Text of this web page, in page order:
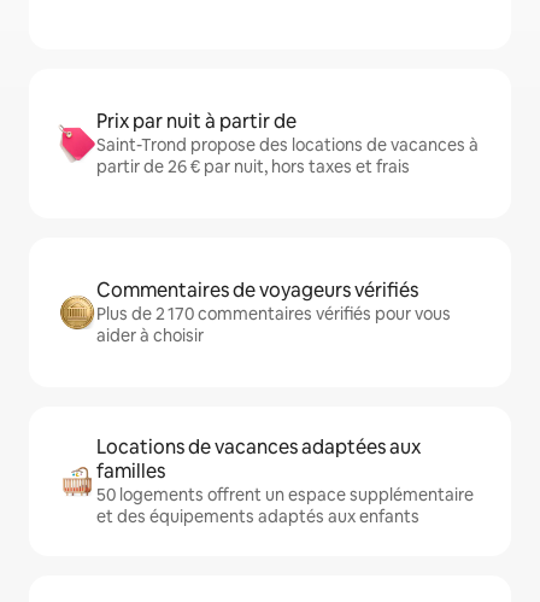
Prix par nuit à partir de
Saint-Trond propose des locations de vacances à
partir de 26 € par nuit, hors taxes et frais
Commentaires de voyageurs vérifiés
Plus de 2 170 commentaires vérifiés pour vous
aider à choisir
Locations de vacances adaptées aux
familles
50 logements offrent un espace supplémentaire
et des équipements adaptés aux enfants